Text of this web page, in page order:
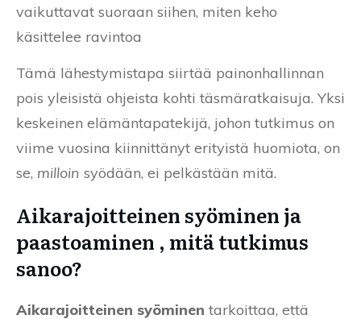
vaikuttavat suoraan siihen, miten keho
käsittelee ravintoa
Tämä lähestymistapa siirtää painonhallinnan
pois yleisistä ohjeista kohti täsmäratkaisuja. Yksi
keskeinen elämäntapatekijä, johon tutkimus on
viime vuosina kiinnittänyt erityistä huomiota, on
se, milloin syödään, ei pelkästään mitä.
Aikarajoitteinen syöminen ja
paastoaminen , mitä tutkimus
sanoo?
Aikarajoitteinen syöminen tarkoittaa, että